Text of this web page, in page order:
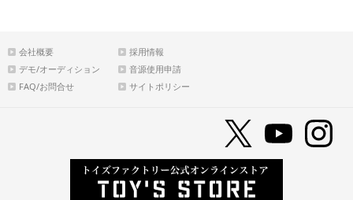
会社概要
採用情報
デモ/オーディション
音源使用申請
FAQ/お問合せ
サイトポリシー